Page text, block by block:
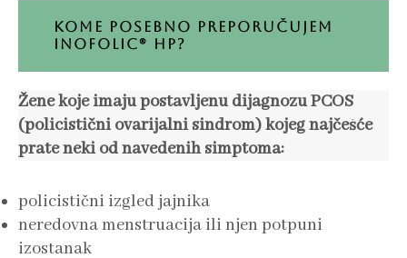
KOME POSEBNO PREPORUČUJEM
INOFOLIC® HP?
Žene koje imaju postavljenu dijagnozu PCOS
(policistični ovarijalni sindrom) kojeg najčešće
prate neki od navedenih simptoma:
policistični izgled jajnika
neredovna menstruacija ili njen potpuni
izostanak